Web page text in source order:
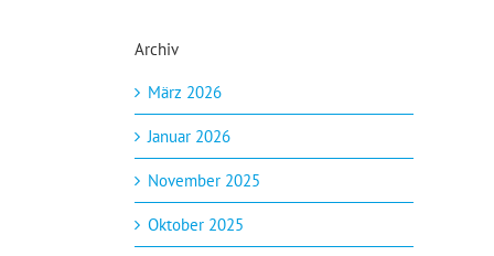
Archiv
März 2026
Januar 2026
November 2025
Oktober 2025